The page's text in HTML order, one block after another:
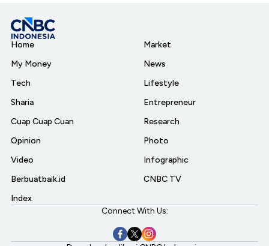
Home
My Money
Tech
Sharia
Cuap Cuap Cuan
Opinion
Video
Berbuatbaik.id
Index
Market
News
Lifestyle
Entrepreneur
Research
Photo
Infographic
CNBC TV
Connect With Us: